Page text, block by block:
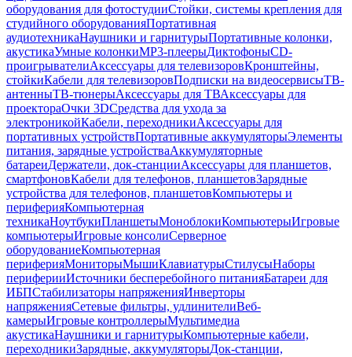
оборудования для фотостудииСтойки, системы крепления для
студийного оборудованияПортативная
аудиотехникаНаушники и гарнитурыПортативные колонки,
акустикаУмные колонкиMP3-плеерыДиктофоныCD-
проигрывателиАксессуары для телевизоровКронштейны,
стойкиКабели для телевизоровПодписки на видеосервисыТВ-
антенныТВ-тюнерыАксессуары для ТВАксессуары для
проектораОчки 3DСредства для ухода за
электроникойКабели, переходникиАксессуары для
портативных устройствПортативные аккумуляторыЭлементы
питания, зарядные устройстваАккумуляторные
батареиДержатели, док-станцииАксессуары для планшетов,
смартфоновКабели для телефонов, планшетовЗарядные
устройства для телефонов, планшетовКомпьютеры и
периферияКомпьютерная
техникаНоутбукиПланшетыМоноблокиКомпьютерыИгровые
компьютерыИгровые консолиСерверное
оборудованиеКомпьютерная
периферияМониторыМышиКлавиатурыСтилусыНаборы
периферииИсточники бесперебойного питанияБатареи для
ИБПСтабилизаторы напряженияИнверторы
напряженияСетевые фильтры, удлинителиВеб-
камерыИгровые контроллерыМультимедиа
акустикаНаушники и гарнитурыКомпьютерные кабели,
переходникиЗарядные, аккумуляторыДок-станции,